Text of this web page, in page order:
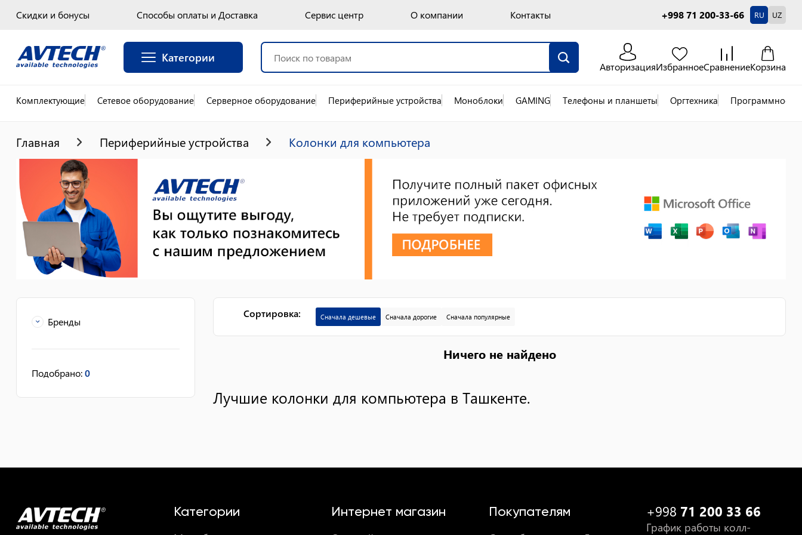
Скидки и бонусы Способы оплаты и Доставка Сервис центр О компании Контакты +998 71 200-33-66 RU UZ
Категории
АвторизацияИзбранноеСравнениеКорзина
Комплектующие Сетевое оборудование Серверное оборудование Периферийные устройства Моноблоки GAMING Телефоны и планшеты Оргтехника Программное
Главная Периферийные устройства Колонки для компьютера
Бренды
Подобрано:0
Сортировка: Сначала дешевые Сначала дорогие Сначала популярные
Ничего не найдено
Лучшие колонки для компьютера в Ташкенте.
Категории Интернет магазин Покупателям +998 71 200 33 66
График работы колл-